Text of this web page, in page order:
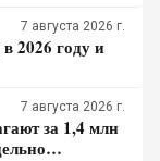
7 августа 2026 г.
2026 году и
7 августа 2026 г.
за 1,4 млн